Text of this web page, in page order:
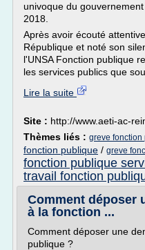
univoque du
2018.
Après avoir écouté
République et noté son
l'UNSA Fonction publique
les services publics que
Lire la suite
Site : http://www.aeti-ac-
Thèmes liés : greve
fonction publique / greve
fonction publique
travail fonction
Comment déposer
à la fonction ...
Comment déposer une
publique ?